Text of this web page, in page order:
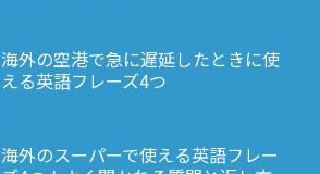
海外の空港で急に遅延したときに使
える英語フレーズ4つ
海外のスーパーで使える英語フレー